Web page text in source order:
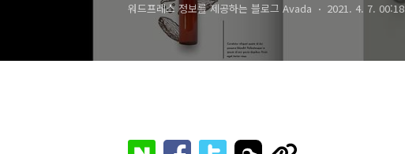
워드프레스 정보를 제공하는 블로그 Avada 2021. 4. 7. 00:18